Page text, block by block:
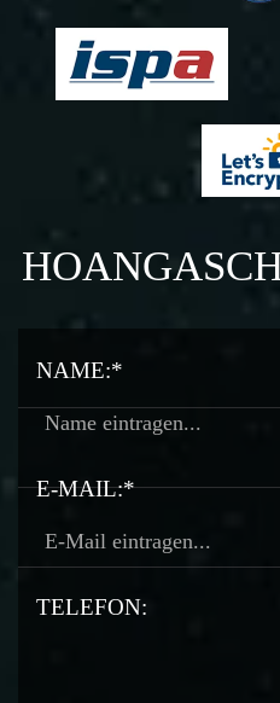
NAME:*
E-MAIL:*
TELEFON: